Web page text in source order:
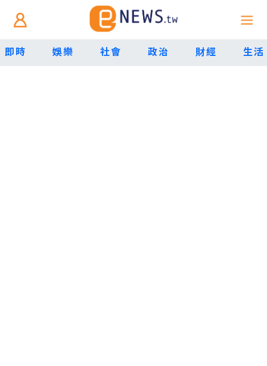
即時 娛樂 社會 政治 財經 生活